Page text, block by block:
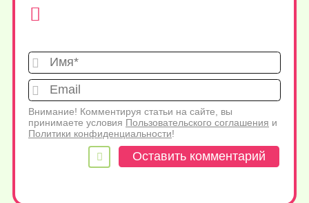
Имя*
Внимание! Комментируя статьи на сайте, вы
принимаете условия Пользовательского соглашения и
Политики конфиденциальности!